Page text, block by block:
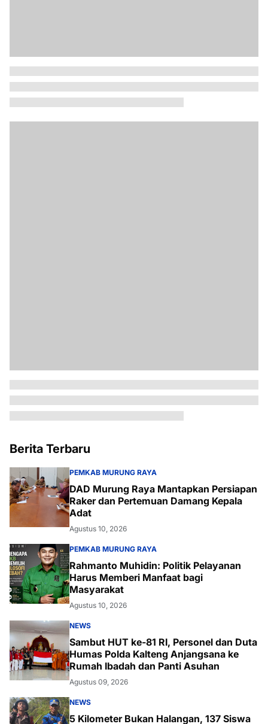
Berita Terbaru
PEMKAB MURUNG RAYA
DAD Murung Raya Mantapkan Persiapan
Raker dan Pertemuan Damang Kepala
Adat
Agustus 10, 2026
PEMKAB MURUNG RAYA
Rahmanto Muhidin: Politik Pelayanan
Harus Memberi Manfaat bagi
Masyarakat
Agustus 10, 2026
NEWS
Sambut HUT ke-81 RI, Personel dan Duta
Humas Polda Kalteng Anjangsana ke
Rumah Ibadah dan Panti Asuhan
Agustus 09, 2026
NEWS
5 Kilometer Bukan Halangan, 137 Siswa